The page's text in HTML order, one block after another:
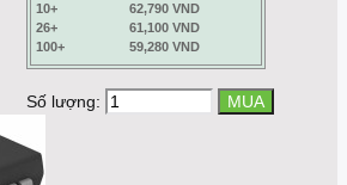
10+
62,790 VND
26+
61,100 VND
100+
59,280 VND
Số lượng: